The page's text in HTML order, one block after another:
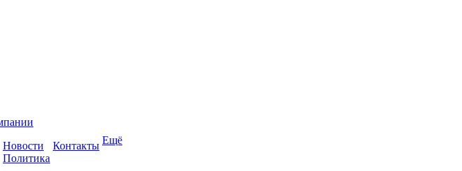
Новости
Политика
Контакты Ещё